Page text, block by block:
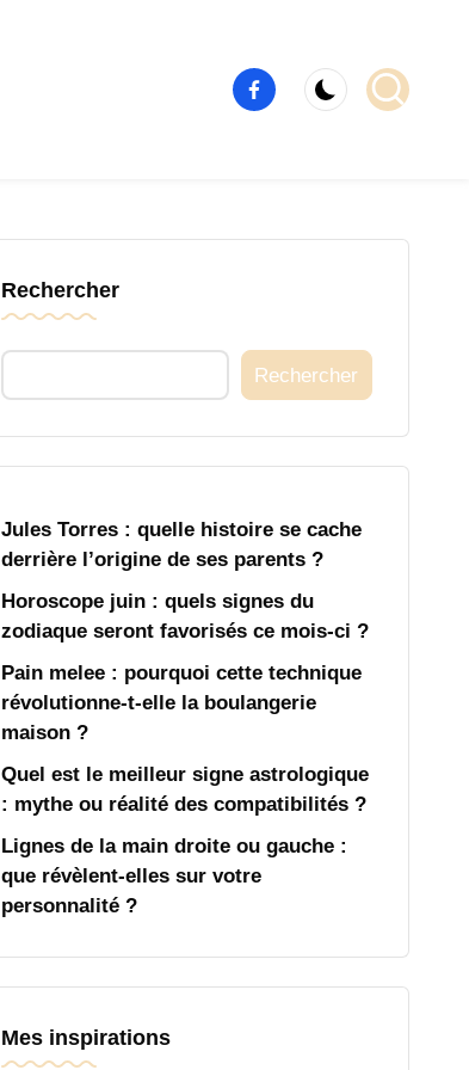
Élément
de
Rechercher
Rechercher
Jules Torres : quelle histoire se cache
derrière l’origine de ses parents ?
Horoscope juin : quels signes du
zodiaque seront favorisés ce mois-ci ?
Pain melee : pourquoi cette technique
révolutionne-t-elle la boulangerie
maison ?
Quel est le meilleur signe astrologique
: mythe ou réalité des compatibilités ?
Lignes de la main droite ou gauche :
que révèlent-elles sur votre
personnalité ?
Mes inspirations